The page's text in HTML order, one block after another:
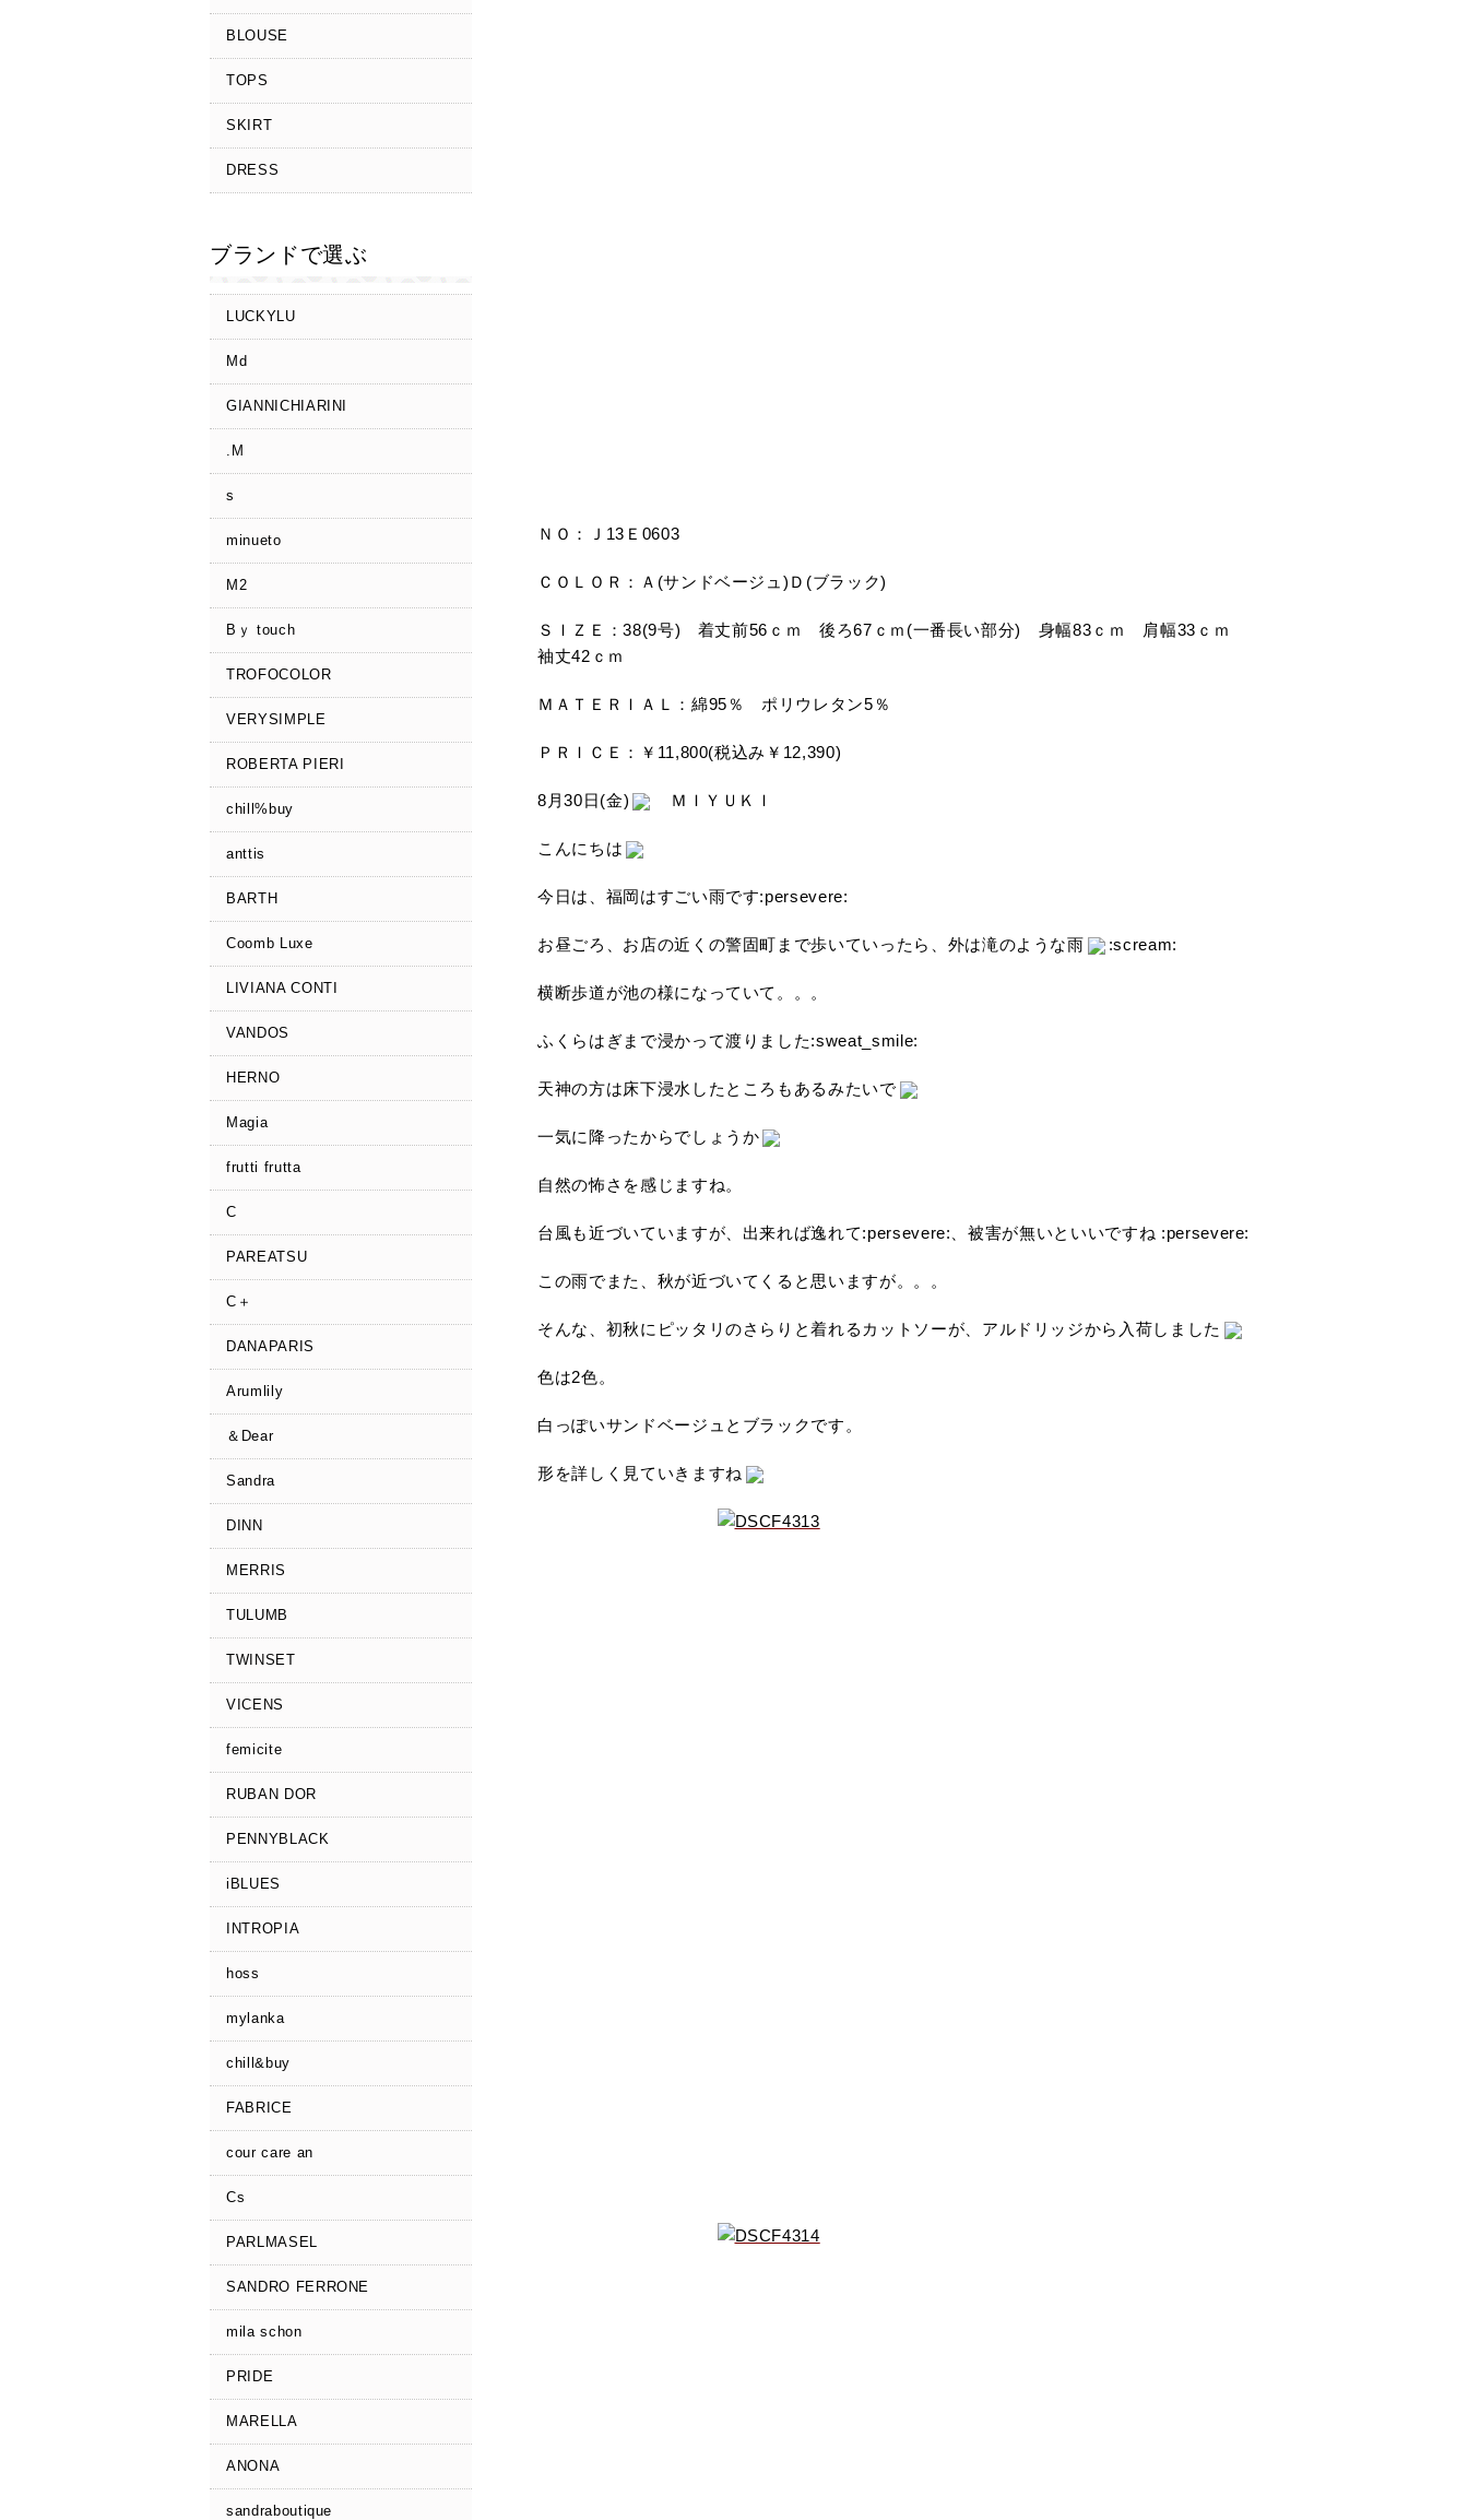
BLOUSE
TOPS
SKIRT
DRESS
ブランドで選ぶ
LUCKYLU
Md
GIANNICHIARINI
.M
s
minueto
M2
Bｙ touch
TROFOCOLOR
VERYSIMPLE
ROBERTA PIERI
chill%buy
anttis
BARTH
Coomb Luxe
LIVIANA CONTI
VANDOS
HERNO
Magia
frutti frutta
C
PAREATSU
C＋
DANAPARIS
Arumlily
＆Dear
Sandra
DINN
MERRIS
TULUMB
TWINSET
VICENS
femicite
RUBAN DOR
PENNYBLACK
iBLUES
INTROPIA
hoss
mylanka
chill&buy
FABRICE
cour care an
Cs
PARLMASEL
SANDRO FERRONE
mila schon
PRIDE
MARELLA
ANONA
sandraboutique
ＮＯ：Ｊ13Ｅ0603
ＣＯＬＯＲ：Ａ(サンドベージュ)Ｄ(ブラック)
ＳＩＺＥ：38(9号) 着丈前56ｃｍ 後ろ67ｃｍ(一番長い部分) 身幅83ｃｍ 肩幅33ｃｍ
袖丈42ｃｍ
ＭＡＴＥＲＩＡＬ：綿95％ ポリウレタン5％
ＰＲＩＣＥ：￥11,800(税込み￥12,390)
8月30日(金) ＭＩＹＵＫＩ
こんにちは
今日は、福岡はすごい雨です:persevere:
お昼ごろ、お店の近くの警固町まで歩いていったら、外は滝のような雨 :scream:
横断歩道が池の様になっていて。。。
ふくらはぎまで浸かって渡りました:sweat_smile:
天神の方は床下浸水したところもあるみたいで
一気に降ったからでしょうか
自然の怖さを感じますね。
台風も近づいていますが、出来れば逸れて:persevere:、被害が無いといいですね :persevere:
この雨でまた、秋が近づいてくると思いますが。。。
そんな、初秋にピッタリのさらりと着れるカットソーが、アルドリッジから入荷しました
色は2色。
白っぽいサンドベージュとブラックです。
形を詳しく見ていきますね